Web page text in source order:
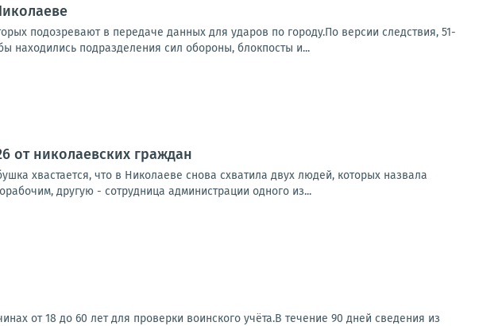
подозревают в передаче данных для ударов по городу.По версии следствия, 51-
находились подразделения сил обороны, блокпосты и...
от николаевских граждан
хвастается, что в Николаеве снова схватила двух людей, которых назвала
другую - сотрудница администрации одного из...
от 18 до 60 лет для проверки воинского учёта.В течение 90 дней сведения из